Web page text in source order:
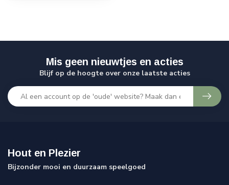
Mis geen nieuwtjes en acties
Blijf op de hoogte over onze laatste acties
Hout en Plezier
Bijzonder mooi en duurzaam speelgoed